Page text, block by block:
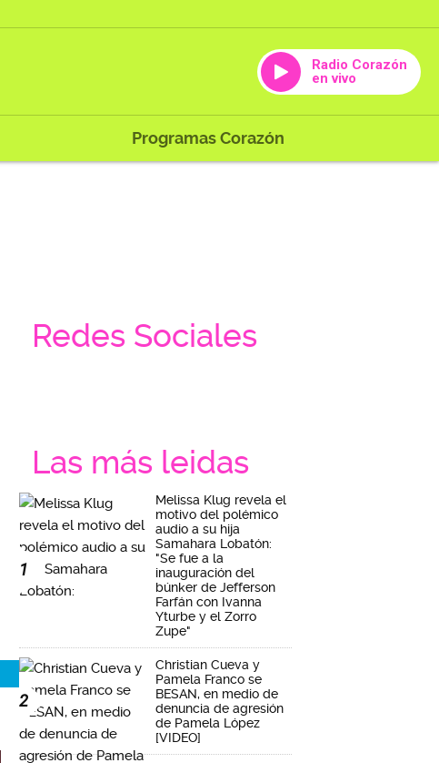
Radio Corazón
en vivo
Programas Corazón
Redes Sociales
Las más leidas
1
Melissa Klug revela el
motivo del polémico
audio a su hija
Samahara Lobatón:
"Se fue a la
inauguración del
búnker de Jefferson
Farfán con Ivanna
Yturbe y el Zorro
Zupe"
2
Christian Cueva y
Pamela Franco se
BESAN, en medio de
denuncia de agresión
de Pamela López
[VIDEO]